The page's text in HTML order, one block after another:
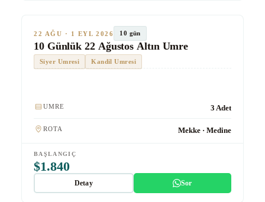
TUR #1015
22 AĞU · 1 EYL 2026 10 gün
10 Günlük 22 Ağustos Altın Umre
Siyer Umresi Kandil Umresi
UMRE 3 Adet
ROTA Mekke · Medine
BAŞLANGIÇ
$1.840
Detay Sor